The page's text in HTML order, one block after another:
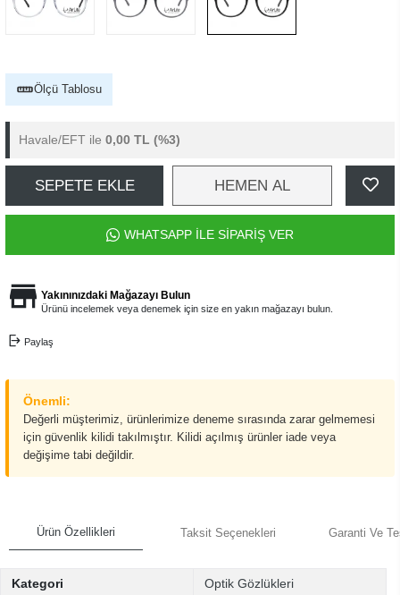
Ölçü Tablosu
Havale/EFT ile 0,00 TL (%3)
SEPETE EKLE HEMEN AL
WHATSAPP İLE SİPARİŞ VER
Yakınınızdaki Mağazayı Bulun
Ürünü incelemek veya denemek için size en yakın mağazayı bulun.
Paylaş
Önemli:
Değerli müşterimiz, ürünlerimize deneme sırasında zarar gelmemesi
için güvenlik kilidi takılmıştır. Kilidi açılmış ürünler iade veya
değişime tabi değildir.
Ürün Özellikleri Taksit Seçenekleri Garanti Ve
Kategori Optik Gözlükleri